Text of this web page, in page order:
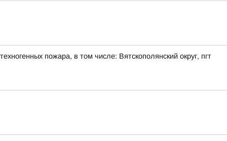
пожара, в том числе: Вятскополянский округ, пгт